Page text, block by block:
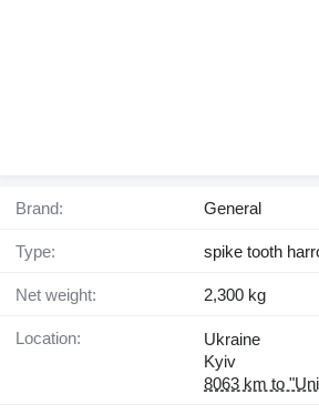
Brand: General
Type: spike tooth
Net weight: 2,300 kg
Location:
Ukraine
Kyiv
8063 km to